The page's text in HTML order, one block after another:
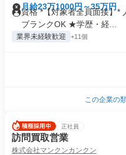
月給23万1000円～35万円
資格 *【対象者全員面接】*
ブランクOK ★学歴・経...
業界未経験歓迎 +11個
この企業の
正社員
訪問買取営業
株式会社マンクンカンクン